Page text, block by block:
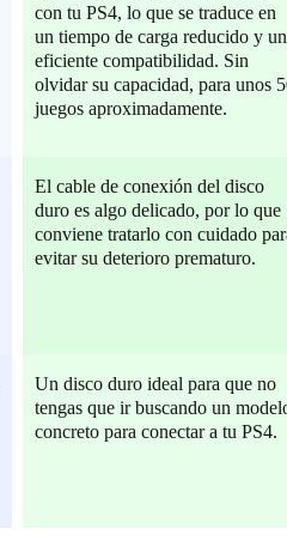
con tu PS4, lo que se traduce en
un tiempo de carga reducido y
eficiente compatibilidad. Sin
olvidar su capacidad, para unos
juegos aproximadamente.
El cable de conexión del disco
duro es algo delicado, por lo que
conviene tratarlo con cuidado
evitar su deterioro prematuro.
Un disco duro ideal para que no
tengas que ir buscando un
concreto para conectar a tu PS4.